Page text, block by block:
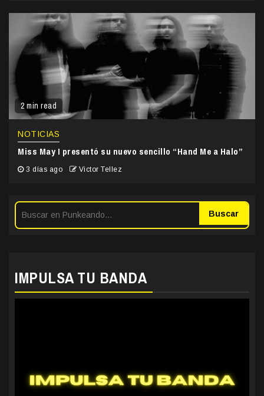
2 min read
NOTICIAS
Miss May I presentó su nuevo sencillo “Hand Me a Halo”
3 días ago Victor Tellez
Buscar
IMPULSA TU BANDA